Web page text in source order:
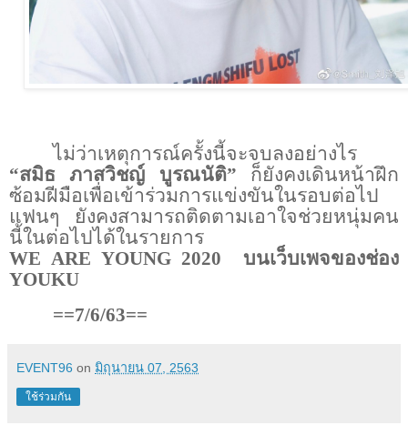
ไม่ว่าเหตุการณ์ครั้งนี้จะจบลงอย่างไร
“สมิธ ภาสวิชญ์ บูรณนัติ” ก็ยังคงเดินหน้าฝึก
ซ้อมฝีมือเพื่อเข้าร่วมการแข่งขันในรอบต่อไป
แฟนๆ ยังคงสามารถติดตามเอาใจช่วยหนุ่มคน
นี้ในต่อไปได้ในรายการ
WE ARE YOUNG 2020
บนเว็บเพจของช่อง
YOUKU
==7/6/63==
EVENT96 on มิถุนายน 07, 2563
ใช้ร่วมกัน